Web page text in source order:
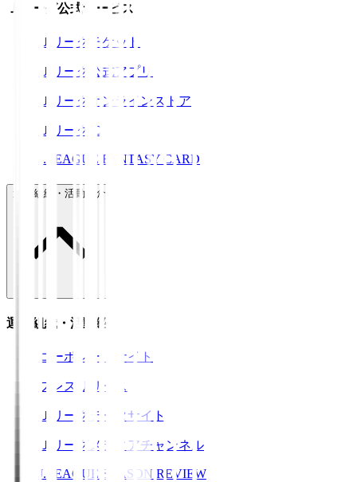
Ｊリーグ公式サービス
Ｊリーグチケット
Ｊリーグ公式アプリ
Ｊリーグオンラインストア
ＪリーグID
J.LEAGUE FANTASY CARD
運営組織・活動紹介
運営組織・活動紹介
コーポレートサイト
プレスリリース
Ｊリーグデータサイト
Ｊリーグメディアチャンネル
J.LEAGUE SEASON REVIEW